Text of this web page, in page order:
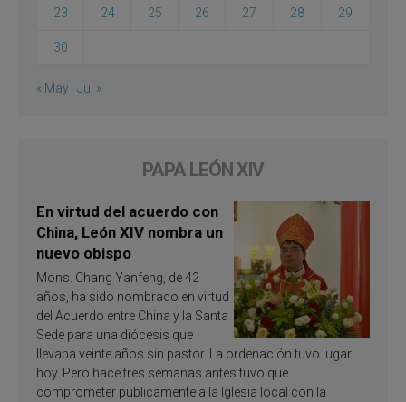
23 24 25 26 27 28 29
30
« May Jul »
PAPA LEÓN XIV
En virtud del acuerdo con
China, León XIV nombra un
nuevo obispo
Mons. Chang Yanfeng, de 42
años, ha sido nombrado en virtud
del Acuerdo entre China y la Santa
Sede para una diócesis que
llevaba veinte años sin pastor. La ordenación tuvo lugar
hoy. Pero hace tres semanas antes tuvo que
comprometer públicamente a la Iglesia local con la